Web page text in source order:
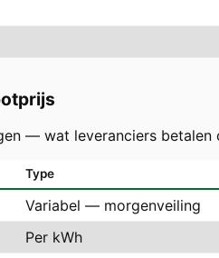
— wat leveranciers
Type
Variabel — morgenveiling
Per kWh